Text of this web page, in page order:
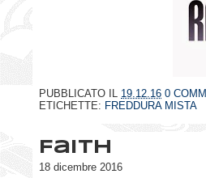
PUBBLICATO IL 19.12.16 0
ETICHETTE: FREDDURA MISTA
Faith
18 dicembre 2016